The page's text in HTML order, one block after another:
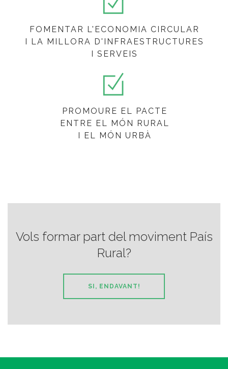
FOMENTAR L'ECONOMIA CIRCULAR
I LA MILLORA D'INFRAESTRUCTURES
I SERVEIS
PROMOURE EL PACTE
ENTRE EL MÓN RURAL
I EL MÓN URBÀ
Vols formar part del moviment País
Rural?
SI, ENDAVANT!